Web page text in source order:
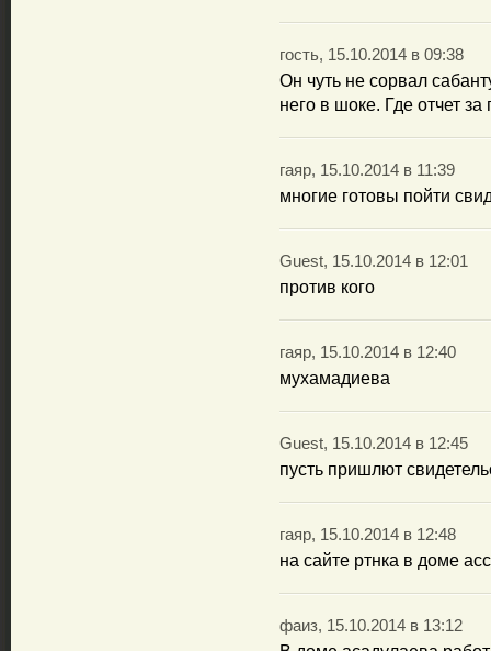
гость, 15.10.2014 в 09:38
Он чуть не сорвал
него в шоке. Где отчет
гаяр, 15.10.2014 в 11:39
многие готовы пойти
Guest, 15.10.2014 в 12:01
против кого
гаяр, 15.10.2014 в 12:40
мухамадиева
Guest, 15.10.2014 в 12:45
пусть пришлют
гаяр, 15.10.2014 в 12:48
на сайте ртнка в доме
фаиз, 15.10.2014 в 13:12